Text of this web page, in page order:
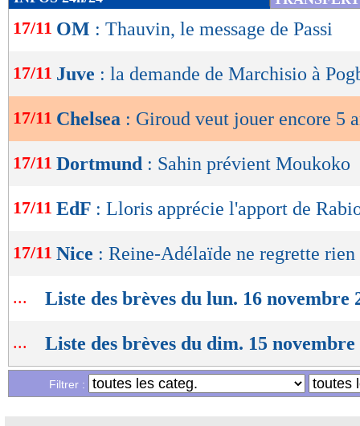
de
lecture
OK
17/11 OM : Thauvin, le message de Passi
17/11 Juve : la demande de Marchisio à
17/11 Chelsea : Giroud veut jouer encore 5
17/11 Dortmund : Sahin prévient Moukoko
17/11 EdF : Lloris apprécie l'apport de
17/11 Nice : Reine-Adélaïde ne regrette rien
... Liste des brèves du lun. 16 novembre
... Liste des brèves du dim. 15 novembre
Filtrer :